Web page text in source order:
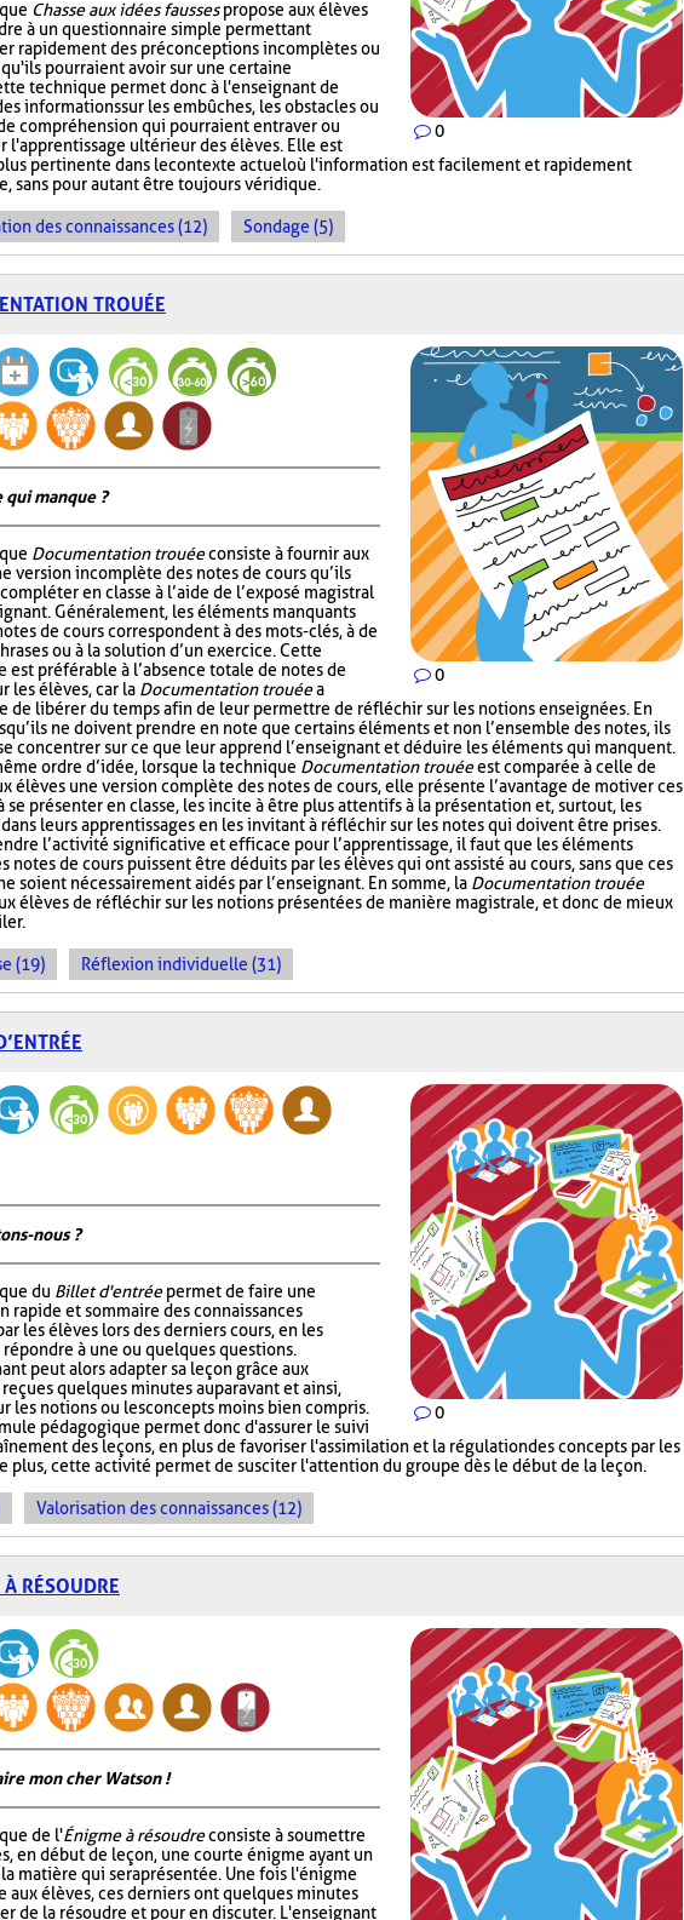
0
Chasse aux idées faussespropose aux élèves
à un questionnaire simple permettant
rapidement des préconceptions incomplètes ou
pourraient avoir sur une certaine
technique permet donc à l'enseignant de
informations sur les embûches, les obstacles ou
compréhension qui pourraient entraver ou
l'apprentissage ultérieur des élèves. Elle est
pertinente dans le contexte actuel où l'information est facilement et rapidement
sans pour autant être toujours véridique.
des connaissances (12) Sondage (5)
TROUÉE
0
qui manque ?
Documentation trouéeconsiste à fournir aux
version incomplète des notes de cours qu’ils
en classe à l’aide de l’exposé magistral
Généralement, les éléments manquants
de cours correspondent à des mots-clés, à de
ou à la solution d’un exercice. Cette
est préférable à l’absence totale de notes de
les élèves, car la Documentation trouéea
de libérer du temps afin de leur permettre de réfléchir sur les notions enseignées. En
ne doivent prendre en note que certains éléments et non l’ensemble des notes, ils
concentrer sur ce que leur apprend l’enseignant et déduire les éléments qui manquent.
ordre d’idée, lorsque la technique Documentation trouéeest comparée à celle de
élèves une version complète des notes de cours, elle présente l’avantage de motiver ces
se présenter en classe, les incite à être plus attentifs à la présentation et, surtout, les
leurs apprentissages en les invitant à réfléchir sur les notes qui doivent être prises.
l’activité significative et efficace pour l’apprentissage, il faut que les éléments
notes de cours puissent être déduits par les élèves qui ont assisté au cours, sans que ces
soient nécessairement aidés par l’enseignant. En somme, la Documentation trouée
élèves de réfléchir sur les notions présentées de manière magistrale, et donc de mieux
(19) Réflexion individuelle (31)
0
nous ?
du Billet d'entréepermet de faire une
rapide et sommaire des connaissances
les élèves lors des derniers cours, en les
à une ou quelques questions.
peut alors adapter sa leçon grâce aux
reçues quelques minutes auparavant et ainsi,
les notions ou les concepts moins bien compris.
pédagogique permet donc d'assurer le suivi
des leçons, en plus de favoriser l'assimilation et la régulation des concepts par les
plus, cette activité permet de susciter l'attention du groupe dès le début de la leçon.
Valorisation des connaissances (12)
À RÉSOUDRE
mon cher Watson !
de l'Énigme à résoudreconsiste à soumettre
en début de leçon, une courte énigme ayant un
matière qui sera présentée. Une fois l'énigme
aux élèves, ces derniers ont quelques minutes
de la résoudre et pour en discuter. L'enseignant